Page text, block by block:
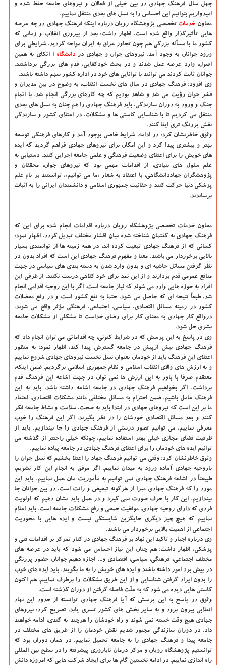
چهل سال فرهنگ جهادی در بین خیلی از فعالان و نیروهای جامعه حفظ شده و
امیدواریم بتوانیم این احساس را به نسل های بعدی منتقل نماییم.
معاون خدمات تخصصی پژوهشگاه رویان درباره اینکه فرهنگ جهادی در چه عرصه
هایی تأثیرگذار واقع شده است، اظهار داشت: بعد از پیروزی انقلاب و زمانی که
کشور ما با مسأله بزرگی هم چون تجاوز عراق به ایران مواجه گردید، شرایطی برای
ورود جوانان به وجود آمد. نیروهای جوان و جهادی دردانشگاه‌ ا اتکای به همین
اصول، وارد عرصه عمل شدند و در بحث خودکفایی، قدم های بزرگی برداشتند.
جوانان ثابت کردند می توانند با توانایی های خود در اداره کشور سهم داشته باشند.
وی افزود: فرهنگ جهادی در سال های نخست انقلاب، به وضوح در بین مدیران و
قشر جوان رؤیت می شد و شاهد بودیم که چه کارهای بزرگی انجام شد. با اتمام
جنگ و ورود به دوران سازندگی، باید فرهنگ جهادی را هم چنان به نسل های بعدی
منتقل می کردیم تا با شناسایی کاستی ها و مشکلات، در اعتلای کشور و سازندگی
نقش پررنگ تری ایفا کنند.
وثوق خاطرنشان کرد: در ادامه، شرایط خاصی بوجود آمد و کارهای فرهنگی توسعه
بهتر و بیشتری پیدا کرد و این امکان برای نیروهای جهادی فراهم گردید که ایده
های خویش را برای اعتلای وضعیت فرهنگی و علمی جامعه اجرایی کنند. دستیابی به
علم سلول های بنیادی، از اقدامات مهمی بود که نیروهای جوان، محققان و
پژوهشگران جهاددانشگاهی، با اعتقاد به شعار «ما می توانیم»، توانستند بر بام علم
پزشکی دنیا حرکت کنند و حقانیت جمهوری اسلامی و دانشمندان ایرانی را به اثبات
برساندند.
معاون خدمات تخصصی پژوهشگاه رویان درباره اقدامات انجام شده برای این که
فرهنگ جهادی به گفتمان شناخته شده میان اقشار مختلف تبدیل گردد، اظهار نمود:
کسانی که از فرهنگ جهادی تبعیت کرده اند، در همه زمینه ها از توانمندی بسیار
بالایی برخوردار می باشند. معنا و مفهوم فرهنگ جهادی این است که افراد بدون در
نظر گرفتن مسائل حاشیه ای و بدون وارد شدن به دسته بندی های سیاسی در جهت
منافع عمومی قدم بردارند و از این نمد برای خود کلاهی درست نکنند. از طرفی این
افراد به حوزه هایی وارد می شوند که نیاز جامعه است. اگر با این روحیه اقدامی انجام
شد، طبعاً نتیجه ای که حاصل می شود، حتما به نفع کشور است و در رفع معضلات
کشور در زمینه مسائل اقتصادی، سیاسی، اجتماعی، فرهنگی مؤثر واقع می شوند.
درواقع کار جهادی به معنای کار برای رضای خداست تا مشکلی از مشکلات جامعه
بشری حل شود.
وی در پاسخ به این پرسش که در شرایط کنونی، چه اقداماتی می توان انجام داد که
فرهنگ جهادی بیش ازپیش در جامعه گسترش پیدا کند، اظهار نمود: به منظور
اعتلای این فرهنگ باید از خودمان بعنوان نسل نخست نیروهای جهادی شروع نماییم
و به ارزش های والای انقلاب اسلامی و نظام جمهوری اسلامی برگردیم. ضمن اینکه،
معتقدم صرفا با باور به این ارزش ها نمی توان در جهت اشاعه این فرهنگ قدم
برداشت. اگر بخواهیم فرهنگ جهادی در جامعه اشاعه داشته باشد، باید به این
فرهنگ عامل باشیم. ضمن احترام به مسائل مختلفی مانند مشکلات اقتصادی، اعتقاد
ما بر این است که نیروهای جهادی در ابتدا باید به صحت، سلامت و نشاط جامعه فکر
کنند و بعد مسائل اقتصادی خودشان را در نظر بگیرند. اگر این فرهنگ را خوب
معرفی نماییم، می توانیم تصور درستی از فرهنگ جهادی را جا بیندازیم. باید از
ظرفیت فضای مجازی خیلی بهتر استفاده نماییم، چونکه خیلی راحتتر از گذشته می
توانیم ایده های خودمان را برای اعتلای فرهنگ جهادی در جامعه پیاده نماییم.
وثوق خاطرنشان کرد: وقتی می توانیم فرهنگ جهاد را اعتلا بخشیم که نسل جوان را
باروحیه جهادی آماده ورود به میدان نماییم. اگر موفق به انجام این کار نشویم،
طبیعتاً در اشاعه فرهنگ جهادی نمی توانیم به مأموریت مان عمل نماییم. باید این
مورد را که فرهنگ جهادی مبرا از هرگونه تبعیض و رانت است، در بین جوانان جا
بیندازیم. این کار با حرف صورت نمی گیرد و در عمل باید نشان دهیم که اولویت
فردی که دارای روحیه جهادی، موفقیت جمعی و رفع مشکلات جامعه است. باید اعلام
نماییم که هیچ چیز دیگری جایگزین شایستگی نیست و ایده هایی با محوریت
اجتماعی از اهمیت بالایی برخوردار می باشند.
وی درباره اجبار و تاکید این نهاد بر فرهنگ جهادی در کنار تمرکز بر اقدامات فنی و
پزشکی، اظهار داشت: هم چنان این نیاز احساس می شود که باید در عرصه های
مختلف اجتماعی، فرهنگی، سیاسی، اقتصادی و... اجازه دهیم جوانان حضور پررنگی
در پیش برد امور داشته باشند و ایده های خویش را به ما بگویند. باید ایده های خوب
را بدون ایراد گرفتن شناسایی و از این طریق مشکلات را برطرف نماییم. هم اکنون
کاستی هایی دیده می شود که به علّت فاصله گرفتن از دوران گذشته است.
وثوق در پاسخ به این پرسش که آیا فرهنگ جهادی توانسته از حدود این نهاد
انقلابی بیرون برود و به سایر بخش های کشور تسری یابد، تصریح کرد: نیروهای
جهادی هیچ وقت خسته نمی شوند و راه خودشان را هرچند به کندی، ادامه خواهند
داد. در دوران سازندگی مجبور شدیم نقش خودمان را از طریق های مختلف در
جامعه پیدا و فرهنگ جهادی را به جامعه تحمیل نماییم. در همان دوران بود که
توانستیم پژوهشگاه رویان و مرکز درمان ناباروری پیشرفته را در سطح بین المللی
راه اندازی نماییم. در ادامه نخستین گام ها برای ایجاد شرکت هایی که امروزه دانش